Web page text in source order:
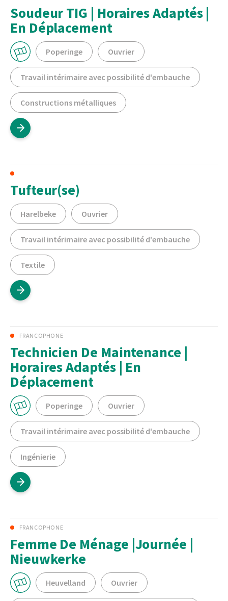
Soudeur TIG | Horaires Adaptés |
En Déplacement
Poperinge Ouvrier
Travail intérimaire avec possibilité d'embauche
Constructions métalliques
Tufteur(se)
Harelbeke Ouvrier
Travail intérimaire avec possibilité d'embauche
Textile
FRANCOPHONE
Technicien De Maintenance |
Horaires Adaptés | En
Déplacement
Poperinge Ouvrier
Travail intérimaire avec possibilité d'embauche
Ingénierie
FRANCOPHONE
Femme De Ménage |Journée |
Nieuwkerke
Heuvelland Ouvrier